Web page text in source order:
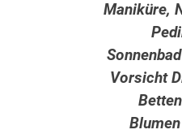
Maniküre,
Vorsicht